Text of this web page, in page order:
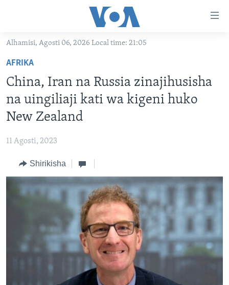
Nenda
kuu
Nenda
urambazaji
Nenda
tafuta
JAMHURI YA KIDEMOKRASIA YA KONGO
UGANDA
BURUNDI
AFRIKA
MAREKANI
VIDEO
DUNIANI LEO
MAISHA NA AFYA
MATANGAZO YETU
ALFAJIRI 0300 UTC
JIONI 1630 UTC
KWA UNDANI 1800 UTC
JARIDA LA WIKIENDI
Alhamisi, Agosti 06, 2026 Local time: 21:05
AFRIKA
China, Iran na Russia zinajihusisha
na uingiliaji kati wa kigeni huko
New Zealand
11 Agosti, 2023
Shirikisha